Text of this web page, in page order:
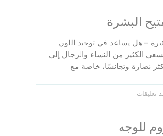
البشرة
– هل يساعد في توحيد اللون
الكثير من النساء والرجال إلى
نضارة وتجانسًا، خاصة مع
تعليقات
للوجه